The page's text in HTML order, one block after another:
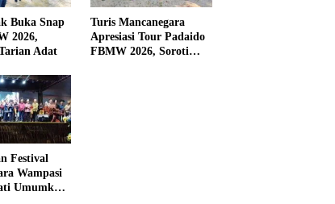
Buka Snap
2026,
Adat
Turis Mancanegara
Apresiasi Tour Padaido
FBMW 2026, Soroti
Festival
Wampasi
Umumkan